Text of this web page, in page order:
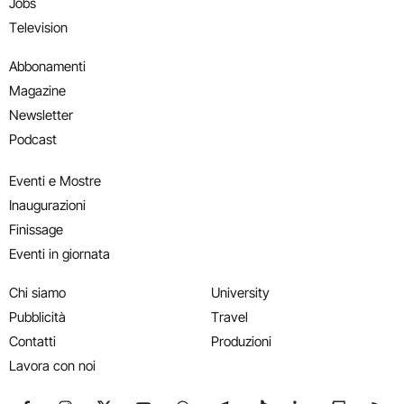
Television
Abbonamenti
Magazine
Newsletter
Podcast
Eventi e Mostre
Inaugurazioni
Finissage
Eventi in giornata
Chi siamo
Pubblicità
Contatti
Lavora con noi
University
Travel
Produzioni